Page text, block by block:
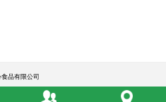
品有限公司